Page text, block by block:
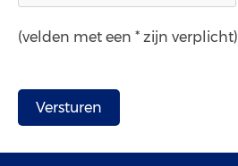
(velden met een * zijn verplicht)